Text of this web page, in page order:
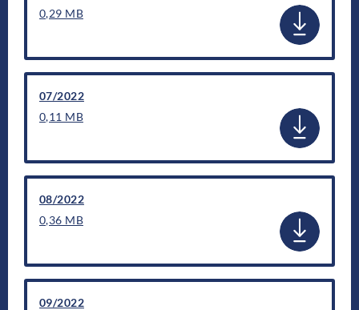
0,29 MB
07/2022
0,11 MB
08/2022
0,36 MB
09/2022